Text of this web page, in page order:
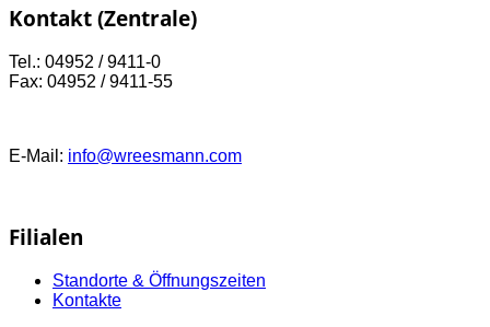
Kontakt (Zentrale)
Tel.: 04952 / 9411-0
Fax: 04952 / 9411-55
E-Mail: info@wreesmann.com
Filialen
Standorte & Öffnungszeiten
Kontakte